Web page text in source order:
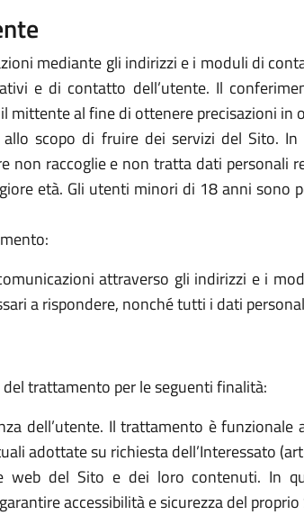
mediante gli indirizzi e i moduli di
e di contatto dell’utente. Il
al fine di ottenere precisazioni in
scopo di fruire dei servizi del Sito.
raccoglie e non tratta dati personali
età. Gli utenti minori di 18 anni sono
attraverso gli indirizzi e i
a rispondere, nonché tutti i dati
trattamento per le seguenti finalità:
dell’utente. Il trattamento è funzionale
adottate su richiesta dell’Interessato
web del Sito e dei loro contenuti. In
accessibilità e sicurezza del proprio